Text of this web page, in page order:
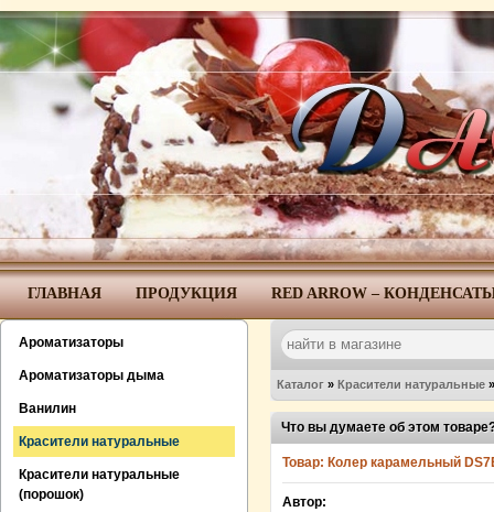
ГЛАВНАЯ ПРОДУКЦИЯ RED ARROW –
Каталог » Красители натуральные
Что вы думаете об этом
Товар: Колер карамельный
Автор:
Ароматизаторы
Ароматизаторы дыма
Ванилин
Красители натуральные
Красители натуральные
(порошок)